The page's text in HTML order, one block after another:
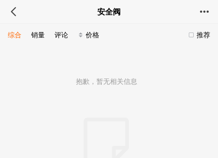
安全阀
推荐
综合 销量 评论 价格
抱歉，暂无相关信息